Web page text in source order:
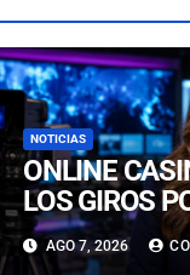
NOTICIAS
ONLINE
LOS GIROS
REALMENTE
AGO 7, 2026